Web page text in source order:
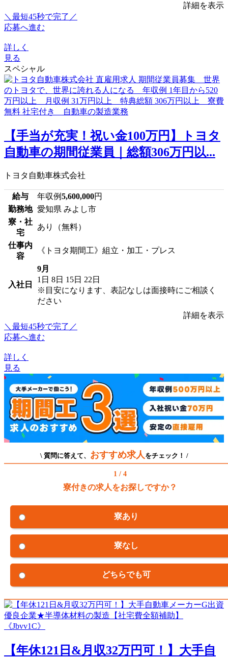
詳細を表示
＼最短45秒で完了／
応募へ進む
詳しく
見る
スペシャル
【手当が充実！祝い金100万円】トヨタ
自動車の期間従業員｜総額306万円以...
トヨタ自動車株式会社
給与 年収例5,600,000円
勤務地 愛知県 みよし市
寮・社
宅
あり（無料）
仕事内
容
《トヨタ期間工》組立・加工・プレス
入社日
9月
1日 8日 15日 22日
※目安になります、表記なしは面接時にご相談く
ださい
詳細を表示
＼最短45秒で完了／
応募へ進む
詳しく
見る
\ 質問に答えて、 おすすめ求人 をチェック！ /
1 / 4
寮付きの求人をお探しですか？
寮あり
寮なし
どちらでも可
【年休121日&月収32万円可！】大手自